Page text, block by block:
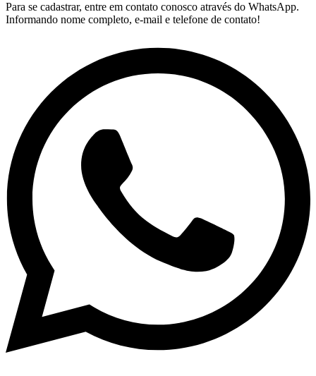
Para se cadastrar, entre em contato conosco através do WhatsApp.
Informando nome completo, e-mail e telefone de contato!